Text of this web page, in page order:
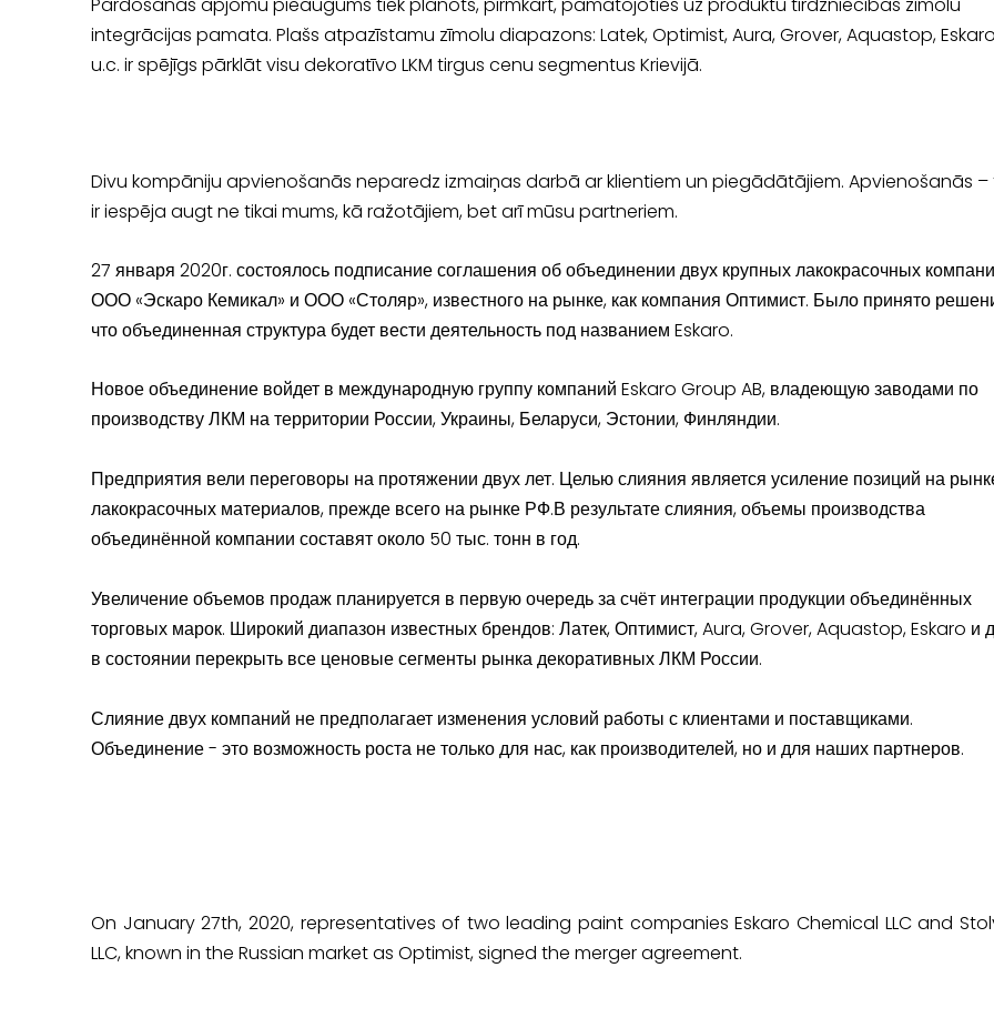
Pārdošanas apjomu pieaugums tiek plānots, pirmkārt, pamatojoties uz produktu tirdzniecības zīmolu
integrācijas pamata. Plašs atpazīstamu zīmolu diapazons: Latek, Optimist, Aura, Grover, Aquastop,
u.c. ir spējīgs pārklāt visu dekoratīvo LKM tirgus cenu segmentus Krievijā.
Divu kompāniju apvienošanās neparedz izmaiņas darbā ar klientiem un piegādātājiem. Apvienošanās
ir iespēja augt ne tikai mums, kā ražotājiem, bet arī mūsu partneriem.
27 января 2020г. состоялось подписание соглашения об объединении двух крупных лакокрасочных
ООО «Эскаро Кемикал» и ООО «Столяр», известного на рынке, как компания Оптимист. Было принято
что объединенная структура будет вести деятельность под названием Eskaro.
Новое объединение войдет в международную группу компаний Eskaro Group AB, владеющую заводами по
производству ЛКМ на территории России, Украины, Беларуси, Эстонии, Финляндии.
Предприятия вели переговоры на протяжении двух лет. Целью слияния является усиление позиций на
лакокрасочных материалов, прежде всего на рынке РФ.В результате слияния, объемы производства
объединённой компании составят около 50 тыс. тонн в год.
Увеличение объемов продаж планируется в первую очередь за счёт интеграции продукции объединённых
торговых марок. Широкий диапазон известных брендов: Латек, Оптимист, Aura, Grover, Aquastop, Eskaro и
в состоянии перекрыть все ценовые сегменты рынка декоративных ЛКМ России.
Слияние двух компаний не предполагает изменения условий работы с клиентами и поставщиками.
Объединение - это возможность роста не только для нас, как производителей, но и для наших партнеров.
On January 27th, 2020, representatives of two leading paint companies Eskaro Chemical LLC and
LLC, known in the Russian market as Optimist, signed the merger agreement.